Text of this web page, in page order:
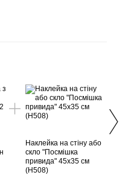
Наклейка на стіну або
скло "Посмішка
привида" 45x35 см
(H508)